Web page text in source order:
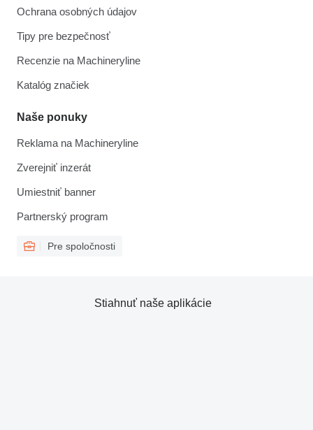
Ochrana osobných údajov
Tipy pre bezpečnosť
Recenzie na Machineryline
Katalóg značiek
Naše ponuky
Reklama na Machineryline
Zverejniť inzerát
Umiestniť banner
Partnerský program
Pre spoločnosti
Stiahnuť naše aplikácie